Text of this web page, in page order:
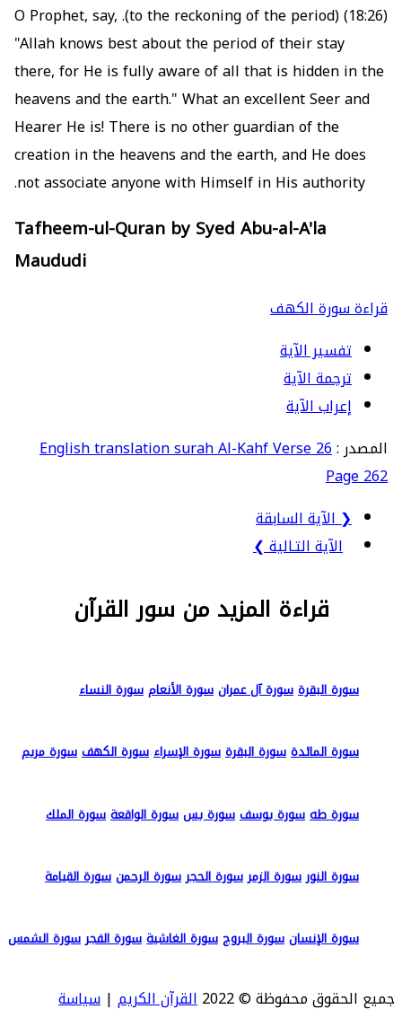
(18:26) (to the reckoning of the period). O Prophet, say,
"Allah knows best about the period of their stay
there, for He is fully aware of all that is hidden in the
heavens and the earth." What an excellent Seer and
Hearer He is! There is no other guardian of the
creation in the heavens and the earth, and He does
not associate anyone with Himself in His authority.
Tafheem-ul-Quran by Syed Abu-al-A'la
Maududi
قراءة سورة الكهف
تفسير الآية
ترجمة الآية
إعراب الآية
المصدر :English translation surah Al-Kahf Verse 26
Page 262
❮ الآية السابقة
الآية التـالية ❯
قراءة المزيد من سور القرآن
سورة البقرة سورة آل عمران سورة الأنعام سورة النساء
سورة المائدة سورة البقرة سورة الإسراء سورة الكهف سورة مريم
سورة طه سورة يوسف سورة يس سورة الواقعة سورة الملك
سورة النور سورة الزمر سورة الحجر سورة الرحمن سورة القيامة
سورة الإنسان سورة البروج سورة الغاشية سورة الفجر سورة الشمس
جميع الحقوق محفوظة © 2022 القرآن الكريم | سياسة